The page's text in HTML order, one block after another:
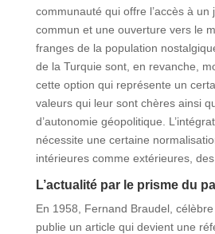
communauté qui offre l’accès à un
commun et une ouverture vers le
franges de la population
de la Turquie sont, en revanche,
cette option qui représente un
valeurs qui leur sont chères ainsi
d’autonomie géopolitique.
nécessite une certaine
intérieures comme extérieures,
L’actualité par le prisme du
En 1958, Fernand Braudel,
publie un article qui devient une